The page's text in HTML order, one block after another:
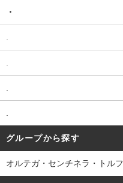
・
.
.
.
.
グループから探す
オルテガ・センチネラ・トル